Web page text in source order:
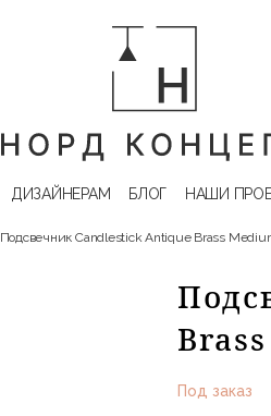
ДИЗАЙНЕРАМ БЛОГ НАШИ
Подсвечник Candlestick Antique Brass
Под заказ